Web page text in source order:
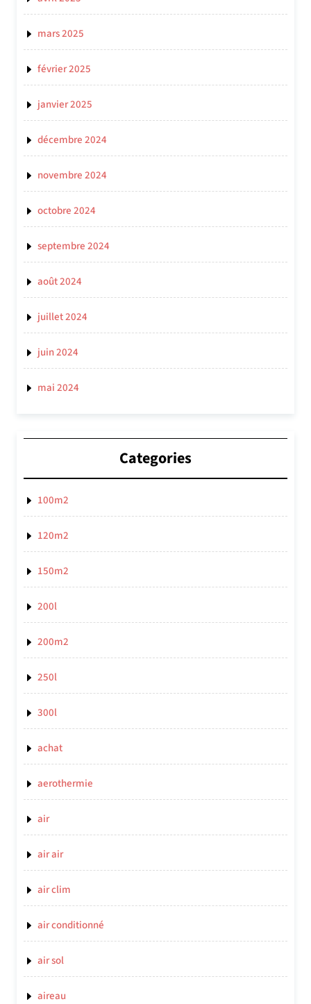
mars 2025
février 2025
janvier 2025
décembre 2024
novembre 2024
octobre 2024
septembre 2024
août 2024
juillet 2024
juin 2024
mai 2024
Categories
100m2
120m2
150m2
200l
200m2
250l
300l
achat
aerothermie
air
air air
air clim
air conditionné
air sol
aireau